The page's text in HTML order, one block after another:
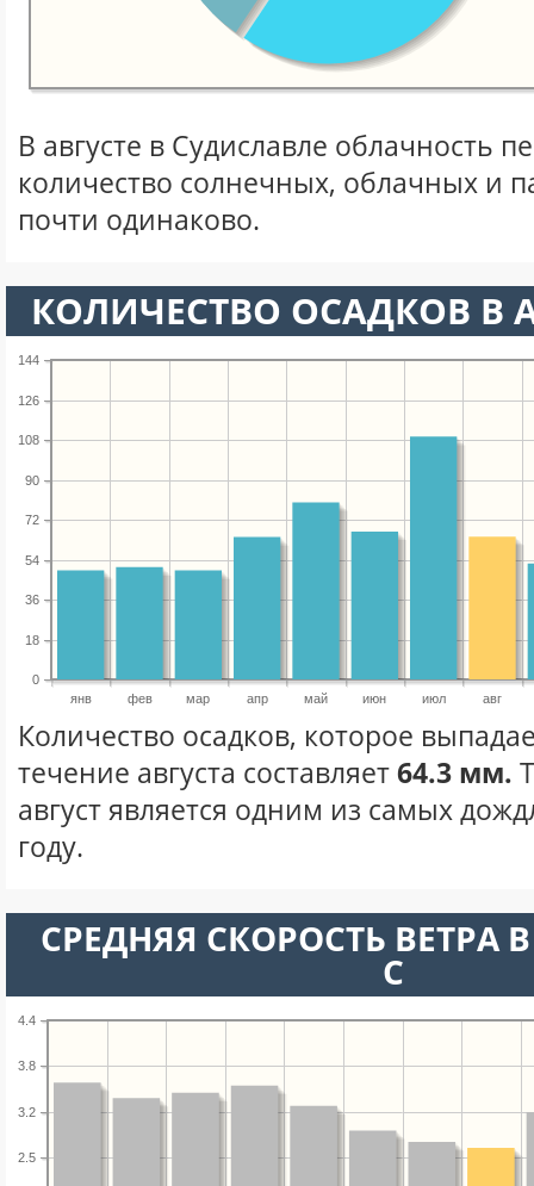
В августе в Судиславле облачность
количество солнечных, облачных и
почти одинаково.
КОЛИЧЕСТВО ОСАДКОВ В
янв фев мар апр май июн июл авг
0
18
36
54
72
90
108
126
144
Количество осадков, которое
течение августа составляет64.3 мм.
август является одним из самых
году.
СРЕДНЯЯ СКОРОСТЬ ВЕТРА
С
2.5
3.2
3.8
4.4